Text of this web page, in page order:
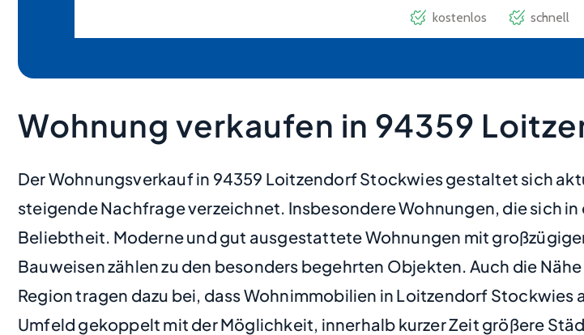
Wohnung verkaufen in 94359
Der Wohnungsverkauf in 94359 Loitzendorf Stockwies gestaltet sich
steigende Nachfrage verzeichnet. Insbesondere Wohnungen, die sich
Beliebtheit. Moderne und gut ausgestattete Wohnungen mit
Bauweisen zählen zu den besonders begehrten Objekten. Auch die
Region tragen dazu bei, dass Wohnimmobilien in Loitzendorf
Umfeld gekoppelt mit der Möglichkeit, innerhalb kurzer Zeit größere